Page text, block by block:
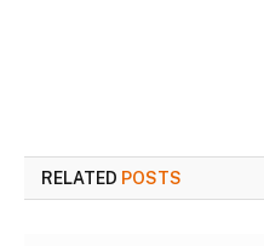
RELATED POSTS